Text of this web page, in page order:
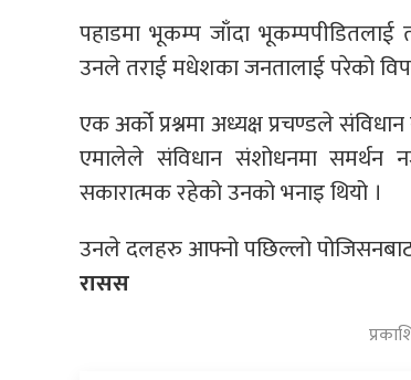
पहाडमा भूकम्प जाँदा
उनले तराई मधेशका जनतालाई परेको
एक अर्को प्रश्नमा अध्यक्ष प्रचण्डले
एमालेले संविधान संशोधनमा समर्थन
सकारात्मक रहेको उनको भनाइ थियो ।
उनले दलहरु आफ्नो पछिल्लो
रासस